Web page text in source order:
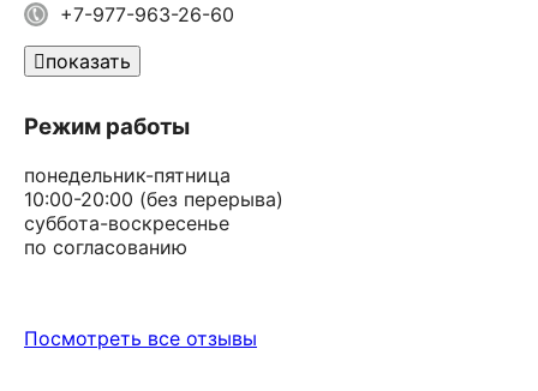
+7-977-963-26-60
показать
Режим работы
понедельник-пятница
10:00-20:00 (без перерыва)
суббота-воскресенье
по согласованию
Посмотреть все отзывы